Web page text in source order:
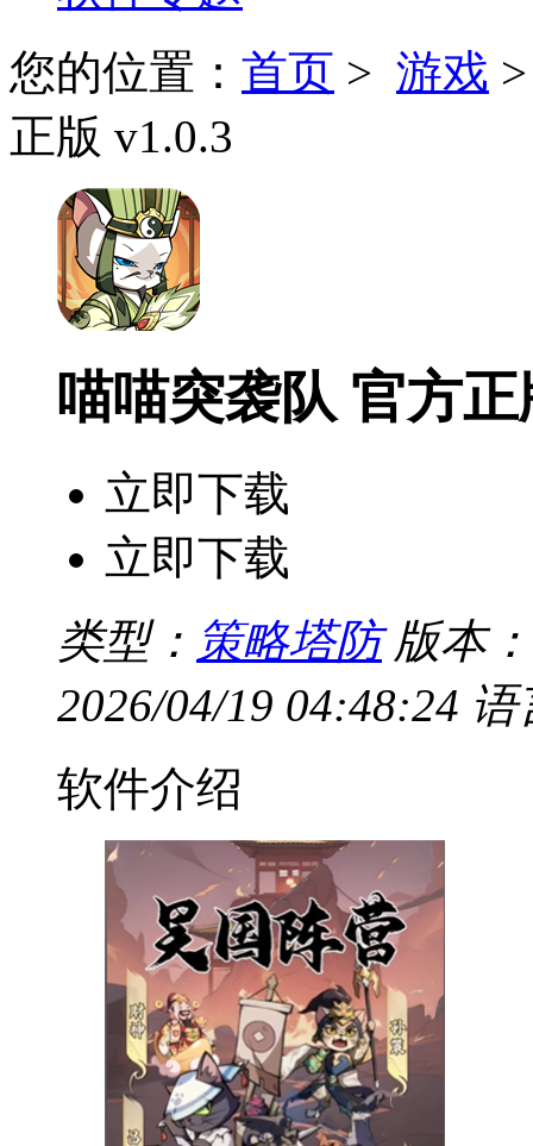
您的位置： 首页 > 游戏
正版 v1.0.3
喵喵突袭队 官方正
立即下载
立即下载
类型： 策略塔防 版本
2026/04/19 04:48:24 语
软件介绍